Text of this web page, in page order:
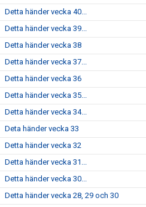
Detta händer vecka 40...
Detta händer vecka 39...
Detta händer vecka 38
Detta händer vecka 37...
Detta händer vecka 36
Detta händer vecka 35...
Detta händer vecka 34...
Deta händer vecka 33
Detta händer vecka 32
Detta händer vecka 31...
Detta händer vecka 30...
Detta händer vecka 28, 29 och 30